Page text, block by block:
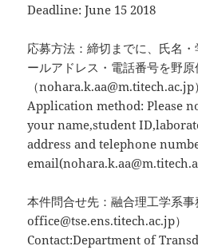
Deadline: June 15 2018
応募方法：締切までに、氏名
ールアドレス・電話番号を野
（nohara.k.aa@m.titech.ac.jp
Application method: Please
your name,student
address and telephone
本件問合せ先：融合理工学系
office@tse.ens.titech.ac.jp）
Contact:Department of